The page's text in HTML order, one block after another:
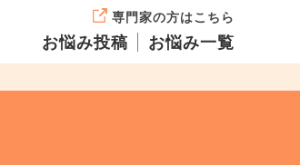
専門家の方はこちら
お悩み投稿 お悩み一覧